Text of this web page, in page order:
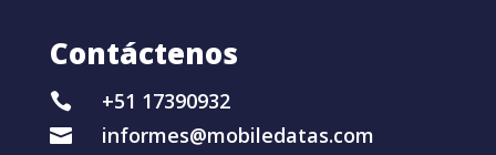
Contáctenos
 +51 17390932
 informes@mobiledatas.com